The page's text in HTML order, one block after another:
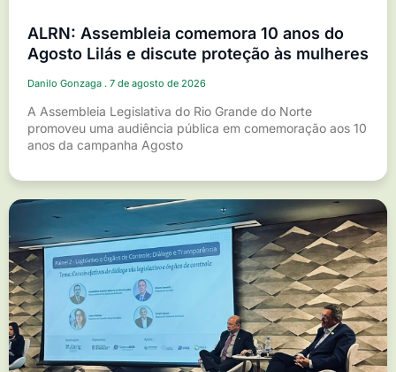
ALRN: Assembleia comemora 10 anos do
Agosto Lilás e discute proteção às mulheres
Danilo Gonzaga 7 de agosto de 2026
A Assembleia Legislativa do Rio Grande do Norte
promoveu uma audiência pública em comemoração aos 10
anos da campanha Agosto